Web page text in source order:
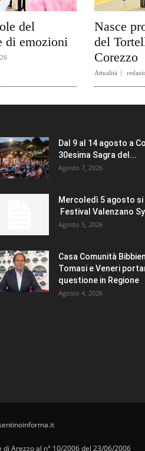
del
di emozioni
Nasce
del
Corezzo
Attualità
Dal 9 al 14 agosto a
30esima Sagra del...
Agosto 7, 2026
Mercoledì 5 agosto si
Festival Valenzano
Agosto 5, 2026
Casa Comunità
Tomasi e Veneri
questione in Regione
Agosto 4, 2026
Arezzo al n° 10/2006 del 23/06/2006